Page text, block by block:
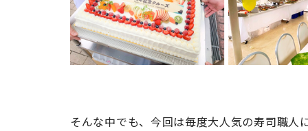
そんな中でも、今回は毎度大人気の寿司職人